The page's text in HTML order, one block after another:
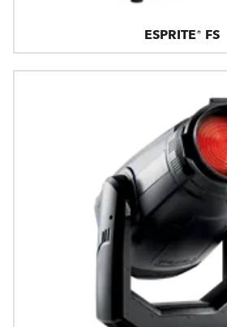
ESPRITE® FS